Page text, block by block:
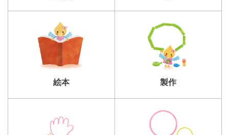
絵本 製作